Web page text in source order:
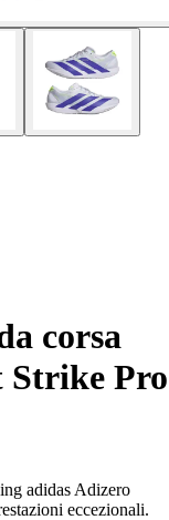
corsa
Strike Pro
adidas Adizero
eccezionali.